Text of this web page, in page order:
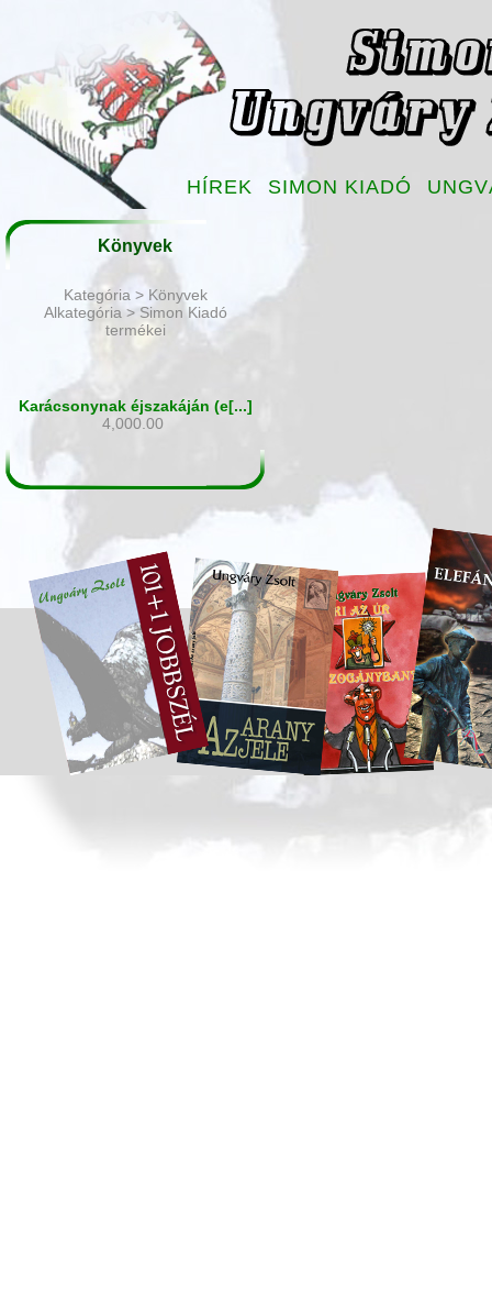
HÍREK SIMON KIADÓ
Könyvek
Kategória > Könyvek
Alkategória > Simon Kiadó
termékei
Karácsonynak éjszakáján (e[...]
4,000.00